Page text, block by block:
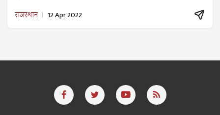
राजस्थान 12 Apr 2022